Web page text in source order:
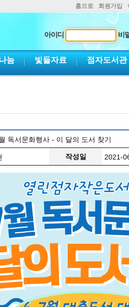
홈으로 회원가입
아이디 비
눔 빛들자료 점자도서관
독서문화행사 - 이 달의 도서 찾기
작성일 2021-